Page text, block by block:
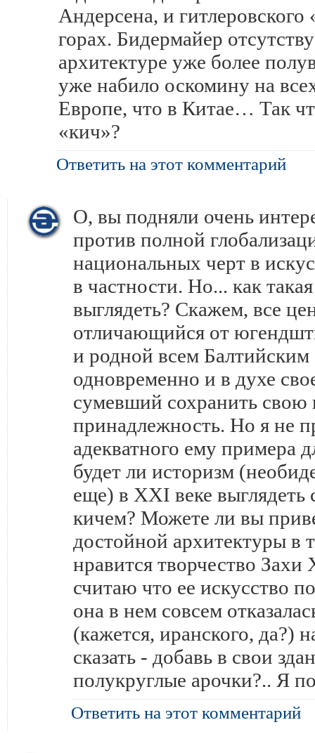
Андерсена, и гитлеровского
горах. Бидермайер
архитектуре уже более
уже набило оскомину на
Европе, что в Китае… Так
«кич»?
Ответить на этот комментарий
О, вы подняли очень
против полной
национальных черт в
в частности. Но... как
выглядеть? Скажем, все
отличающийся от
и родной всем Балтийским
одновременно и в духе
сумевший сохранить
принадлежность. Но я не
адекватного ему примера
будет ли историзм
еще) в XXI веке
кичем? Можете ли вы
достойной архитектуры в
нравится творчество
считаю что ее искусство
она в нем совсем
(кажется, иранского, да?)
сказать - добавь в свои
полукруглые арочки?.. Я
Ответить на этот комментарий